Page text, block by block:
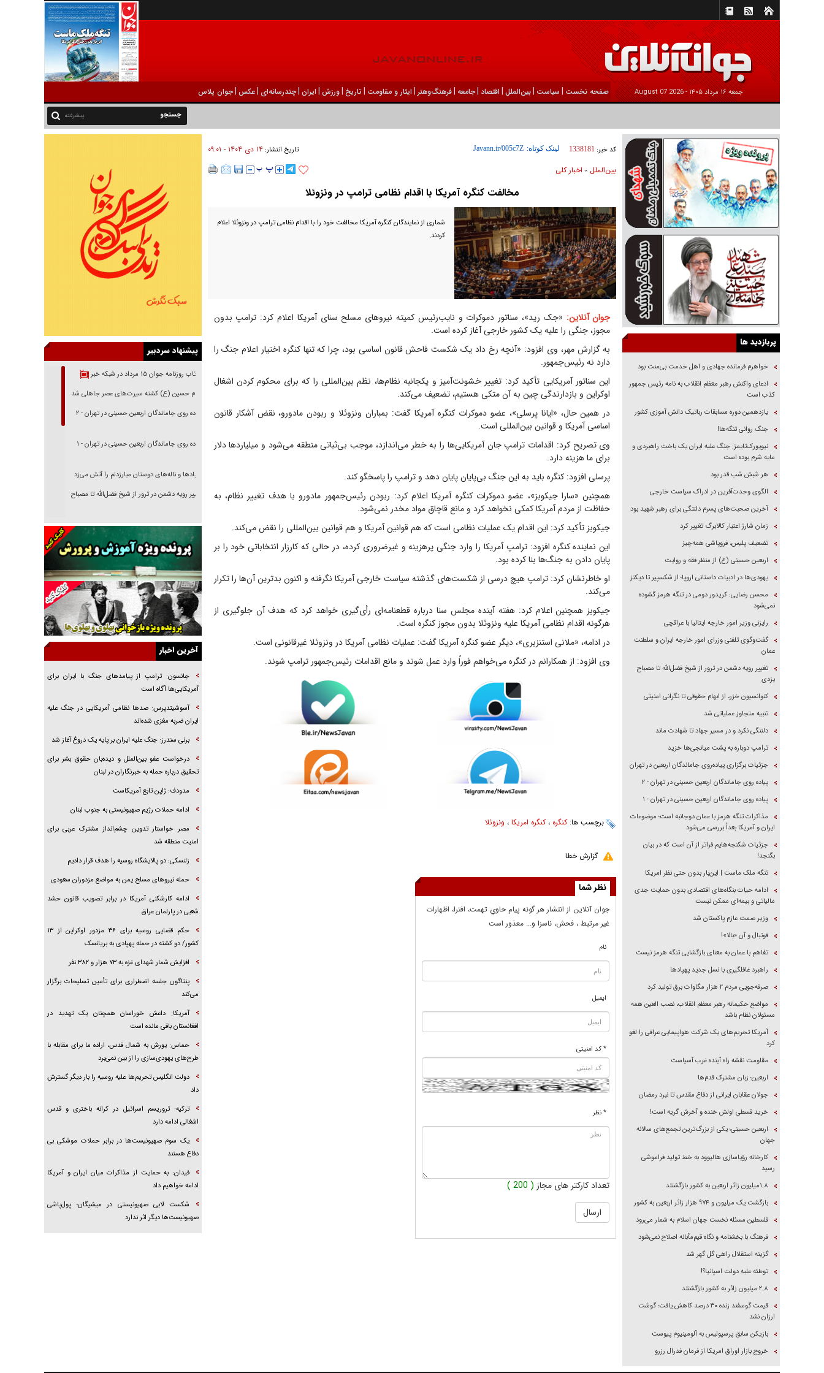
جمعه ۱۶ مرداد ۱۴۰۵ - 2026 August 07 صفحه نخست | سیاست |بين‌الملل | اقتصاد |جامعه |فرهنگ‌و‌هنر | ایثار و مقاومت |تاریخ |ورزش | ايران |چندرسانه‌ای |عکس |جوان پلاس
پیشرفته
کد خبر: 1338181 لینک کوتاه: تاریخ انتشار:۱۴ دی ۱۴۰۴ - ۰۹:۰۱
بين‌الملل » اخبار كلی
مخالفت کنگره آمریکا با اقدام نظامی ترامپ در ونزوئلا
شماری از نمایندگان کنگره آمریکا مخالفت خود را با اقدام نظامی ترامپ در ونزوئلا اعلام
کردند.
جوان آنلاین: «جک رید»، سناتور دموکرات و نایب‌رئیس کمیته نیروهای مسلح سنای آمریکا اعلام کرد: ترامپ بدون
مجوز، جنگی را علیه یک کشور خارجی آغاز کرده است.
به گزارش مهر، وی افزود: «آنچه رخ داد یک شکست فاحش قانون اساسی بود، چرا که تنها کنگره اختیار اعلام جنگ را
دارد نه رئیس‌جمهور.
این سناتور آمریکایی تأکید کرد: تغییر خشونت‌آمیز و یکجانبه نظام‌ها، نظم بین‌المللی را که برای محکوم کردن اشغال
اوکراین و بازدارندگی چین به آن متکی هستیم، تضعیف می‌کند.
در همین حال، «ایانا پرسلی»، عضو دموکرات کنگره آمریکا گفت: بمباران ونزوئلا و ربودن مادورو، نقض آشکار قانون
اساسی آمریکا و قوانین بین‌المللی است.
وی تصریح کرد: اقدامات ترامپ جان آمریکایی‌ها را به خطر می‌اندازد، موجب بی‌ثباتی منطقه می‌شود و میلیاردها دلار
برای ما هزینه دارد.
پرسلی افزود: کنگره باید به این جنگ بی‌پایان پایان دهد و ترامپ را پاسخگو کند.
همچنین «سارا جیکوبز»، عضو دموکرات کنگره آمریکا اعلام کرد: ربودن رئیس‌جمهور مادورو با هدف تغییر نظام، به
حفاظت از مردم آمریکا کمکی نخواهد کرد و مانع قاچاق مواد مخدر نمی‌شود.
جیکوبز تأکید کرد: این اقدام یک عملیات نظامی است که هم قوانین آمریکا و هم قوانین بین‌المللی را نقض می‌کند.
این نماینده کنگره افزود: ترامپ آمریکا را وارد جنگی پرهزینه و غیرضروری کرده، در حالی که کارزار انتخاباتی خود را بر
پایان دادن به جنگ‌ها بنا کرده بود.
او خاطرنشان کرد: ترامپ هیچ درسی از شکست‌های گذشته سیاست خارجی آمریکا نگرفته و اکنون بدترین آن‌ها را تکرار
می‌کند.
جیکوبز همچنین اعلام کرد: هفته آینده مجلس سنا درباره قطعنامه‌ای رأی‌گیری خواهد کرد که هدف آن جلوگیری از
هرگونه اقدام نظامی آمریکا علیه ونزوئلا بدون مجوز کنگره است.
در ادامه، «ملانی استنزبری»، دیگر عضو کنگره آمریکا گفت: عملیات نظامی آمریکا در ونزوئلا غیرقانونی است.
وی افزود: از همکارانم در کنگره می‌خواهم فوراً وارد عمل شوند و مانع اقدامات رئیس‌جمهور ترامپ شوند.
برچسب ها:کنگره ،کنگره امریکا، ونزوئلا
گزارش خطا
نظر شما
جوان آنلاين از انتشار هر گونه پيام حاوي تهمت، افترا، اظهارات
غير مرتبط ، فحش، ناسزا و... معذور است
نام
ایمیل
* کد امنیتی
* نظر
تعداد کارکتر های مجاز ( 200 )
پربازدید ها
خواهرم فرمانده جهادی و اهل خدمت بی‌منت بود
ادعای واکنش رهبر معظم انقلاب به نامه رئیس جمهور
کذب است
یازدهمین دوره مسابقات رباتیک دانش آموزی کشور
جنگ روانی تنگه‌ها!
نیویورک‌تایمز: جنگ علیه ایران یک باخت راهبردی و
مایه شرم بوده است
هر شبش شب قدر بود
الگوی وحدت‌آفرین در ادراک سیاست خارجی
آخرین صحبت‌های پسرم دلتنگی برای رهبر شهید بود
زمان شارژ اعتبار کالابرگ تغییر کرد
تضعیف پلیس، فروپاشی همه‌چیز
اربعین حسینی (ع) از منظر فقه و روایت
یهودی‌ها در ادبیات داستانی اروپا؛ از شکسپیر تا دیکنز
محسن رضایی: کریدور دومی در تنگه هرمز گشوده
نمی‌شود
رایزنی وزیر امور خارجه ایتالیا با عراقچی
گفت‌وگوی تلفنی وزرای امور خارجه ایران و سلطنت
عمان
تغییر رویه دشمن در ترور از شیخ فضل‌الله تا مصباح
یزدی
کنوانسیون خزر، از ابهام حقوقی تا نگرانی امنیتی
تنبیه متجاوز عملیاتی شد
دلتنگی نکرد و در مسیر جهاد تا شهادت ماند
ترامپ دوباره به پشت میانجی‌ها خزید
جزئیات برگزاری پیاده‌روی جاماندگان اربعین در تهران
پیاده روی جاماندگان اربعین حسینی در تهران - ۲
پیاده روی جاماندگان اربعین حسینی در تهران - ۱
مذاکرات تنگه هرمز با عمان دوجانبه است؛ موضوعات
ایران و آمریکا بعداً بررسی می‌شود
جزئیات شکنجه‌هایم فراتر از آن است که در بیان
بگنجد!
تنگه ملک ماست | این‌بار بدون حتی نظر امریکا
ادامه حیات بنگاه‌های اقتصادی بدون حمایت جدی
مالیاتی و بیمه‌ای ممکن نیست
وزیر صمت عازم پاکستان شد
فوتبال و آن «بالا»!
تفاهم با عمان به معنای بازگشایی تنگه هرمز نیست
راهبرد غافلگیری با نسل جدید پهپاد‌ها
صرفه‌جویی مردم ۲ هزار مگاوات برق تولید کرد
مواضع حکیمانه رهبر معظم انقلاب، نصب العین همه
مسئولان نظام باشد
آمریکا تحریم‌های یک شرکت هواپیمایی عراقی را لغو
کرد
مقاومت نقشه راه آینده غرب آسیاست
اربعین؛ زبان مشترک قدم‌ها
جولان عقابان ایرانی از دفاع مقدس تا نبرد رمضان
خرید قسطی اولش خنده و آخرش گریه است!
اربعین حسینی؛ یکی از بزرگ‌ترین تجمع‌های سالانه
جهان
کارخانه رؤیاسازی هالیوود به خط تولید فراموشی
رسید
۱.۸میلیون زائر اربعین به کشور بازگشتند
بازگشت یک میلیون و ۹۷۴ هزار زائر اربعین به کشور
فلسطین مسئله نخست جهان اسلام به شمار می‌رود
فرهنگ با بخشنامه و نگاه قیم‌مآبانه اصلاح نمی‌شود
گزینه استقلال راهی گل گهر شد
توطئه علیه دولت اسپانیا؟!
۲.۸ میلیون زائر به کشور بازگشتند
قیمت گوسفند زنده ۳۰ درصد کاهش یافت؛ گوشت
ارزان نشد
بازیکن سابق پرسپولیس به آلومینیوم پیوست
خروج بازار اوراق امریکا از فرمان فدرال رزرو
پیشنهاد سردبیر
بازتاب روزنامه جوان ۱۵ مرداد در شبکه خبر
امام حسین (ع) کشته سیرت‌های عصر جاهلی شد
پیاده روی جاماندگان اربعین حسینی در تهران - ۲
پیاده روی جاماندگان اربعین حسینی در تهران - ۱
فریاد‌ها و ناله‌های دوستان مبارزدلم را آتش می‌زد
تغییر رویه دشمن در ترور از شیخ فضل‌الله تا مصباح
خرید قسطی اولش خنده و آخرش گریه است!
فوتبال و آن «بالا»!
راهبرد غافلگیری با نسل جدید پهپاد‌ها
جنجال پزشکان تقلبی در صنعت زیبایی
یهودی‌ها در ادبیات داستانی اروپا؛ از شکسپیر تا
دیکنز
گفت‌وگو با خواهر یکی از شهدای جنگ رمضان/
خواهرم فرمانده جهادی و اهل خدمت بی‌منت بود
بگنجد!
برابر یورش به پاسگاه‌های پلیس
تحلیل ابعاد پیام رهبر انقلاب به حزب‌الله/ مقاومت
نقشه راه آینده غرب آسیا
آخرین اخبار
جانسون: ترامپ از پیامد‌های جنگ با ایران برای
آمریکایی‌ها آگاه است
آسوشیتدپرس: صد‌ها نظامی آمریکایی در جنگ علیه
ایران ضربه مغزی شده‌اند
برنی سندرز: جنگ علیه ایران بر پایه یک دروغ آغاز شد
درخواست عفو بین‌الملل و دیده‌بان حقوق بشر برای
تحقیق درباره حمله به خبرنگاران در لبنان
مدودف: ژاپن تابع آمریکاست
ادامه حملات رژیم صهیونیستی به جنوب لبنان
مصر خواستار تدوین چشم‌انداز مشترک عربی برای
امنیت منطقه شد
زلنسکی: دو پالایشگاه روسیه را هدف قرار دادیم
حمله نیرو‌های مسلح یمن به مواضع مزدوران سعودی
ادامه کارشکنی آمریکا در برابر تصویب قانون حشد
شعبی در پارلمان عراق
حکم قضایی روسیه برای ۳۶ مزدور اوکراین از ۱۳
کشور/ دو کشته در حمله پهپادی به بریانسک
افزایش شمار شهدای غزه به ۷۳ هزار و ۳۸۲ نفر
پنتاگون جلسه اضطراری برای تأمین تسلیحات برگزار
می‌کند
آمریکا: داعش خوراسان همچنان یک تهدید در
افغانستان باقی مانده است
حماس: یورش به شمال قدس، اراده ما برای مقابله با
طرح‌های یهودی‌سازی را از بین نمی‌برد
دولت انگلیس تحریم‌ها علیه روسیه را بار دیگر گسترش
داد
ترکیه: تروریسم اسرائیل در کرانه باختری و قدس
اشغالی ادامه دارد
یک سوم صهیونیست‌ها در برابر حملات موشکی بی
دفاع هستند
فیدان: به حمایت از مذاکرات میان ایران و آمریکا
ادامه خواهیم داد
شکست لابی صهیونیستی در میشیگان؛ پول‌پاشی
صهیونیست‌ها دیگر اثر ندارد